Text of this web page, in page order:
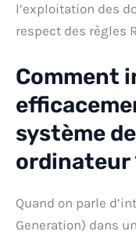
l’exploitation des
respect des règles
Comment
système
ordinateur
Quand on parle
Generation) dans